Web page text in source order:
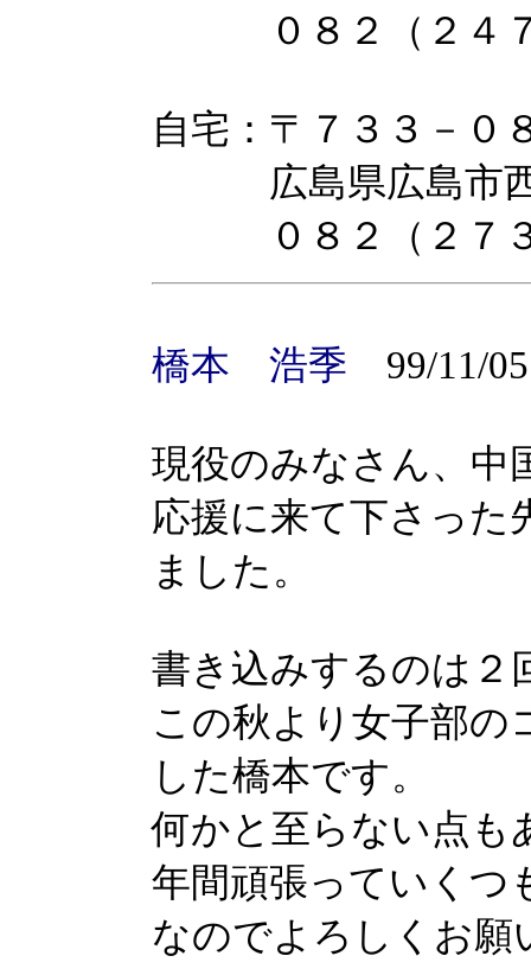
０８２（２４７
自宅：〒７３３－０
広島県広島市西
０８２（２７３
橋本 浩季 99/11/
現役のみなさん、中
応援に来て下さった
ました。
書き込みするのは２
この秋より女子部の
した橋本です。
何かと至らない点も
年間頑張っていくつ
なのでよろしくお願